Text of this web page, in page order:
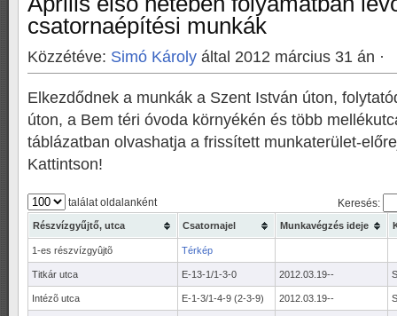
csatornaépítési munkák
Közzétéve: Simó Károly által 2012 március 31 án ·
Elkezdődnek a munkák a Szent István úton,
úton, a Bem téri óvoda környékén és több
táblázatban olvashatja a frissített munkaterület-
Kattintson!
találat oldalanként Keresés:
Részvízgyűjtő, utca Csatornajel Munkavégzés ideje
1-es részvízgyûjtõ Térkép
Titkár utca E-13-1/1-3-0 2012.03.19--
Intézõ utca E-1-3/1-4-9 (2-3-9) 2012.03.19--